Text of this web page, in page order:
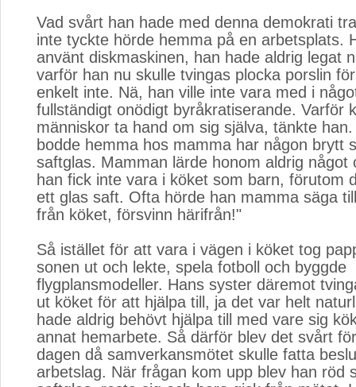
Vad svårt han hade med denna demokrati
inte tyckte hörde hemma på en arbetsplats.
använt diskmaskinen, han hade aldrig legat
varför han nu skulle tvingas plocka porslin
enkelt inte. Nä, han ville inte vara med i
fullständigt onödigt byråkratiserande. Varför
människor ta hand om sig själva, tänkte
bodde hemma hos mamma har någon brytt
saftglas. Mamman lärde honom aldrig något
han fick inte vara i köket som barn, förutom
ett glas saft. Ofta hörde han mamma säga
från köket, försvinn härifrån!"
Så istället för att vara i vägen i köket tog
sonen ut och lekte, spela fotboll och byggde
flygplansmodeller. Hans syster däremot
ut köket för att hjälpa till, ja det var helt
hade aldrig behövt hjälpa till med vare sig
annat hemarbete. Så därför blev det svårt
dagen då samverkansmötet skulle fatta
arbetslag. När frågan kom upp blev han röd